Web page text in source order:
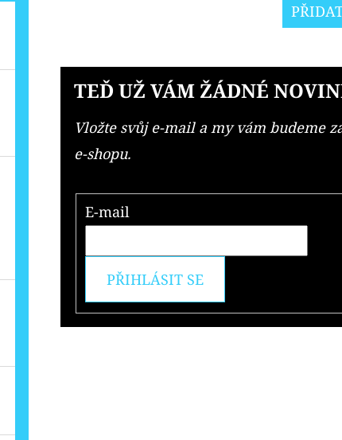
TEĎ UŽ VÁM ŽÁDNÉ
Vložte svůj e-mail a my vám budeme
e-shopu.
E-mail
PŘIHLÁSIT SE